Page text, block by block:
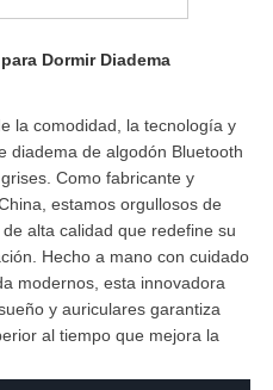
Dormir Diadema
la comodidad, la tecnología y
diadema de algodón Bluetooth
Como fabricante y
estamos orgullosos de
alta calidad que redefine su
Hecho a mano con cuidado
modernos, esta innovadora
y auriculares garantiza
al tiempo que mejora la